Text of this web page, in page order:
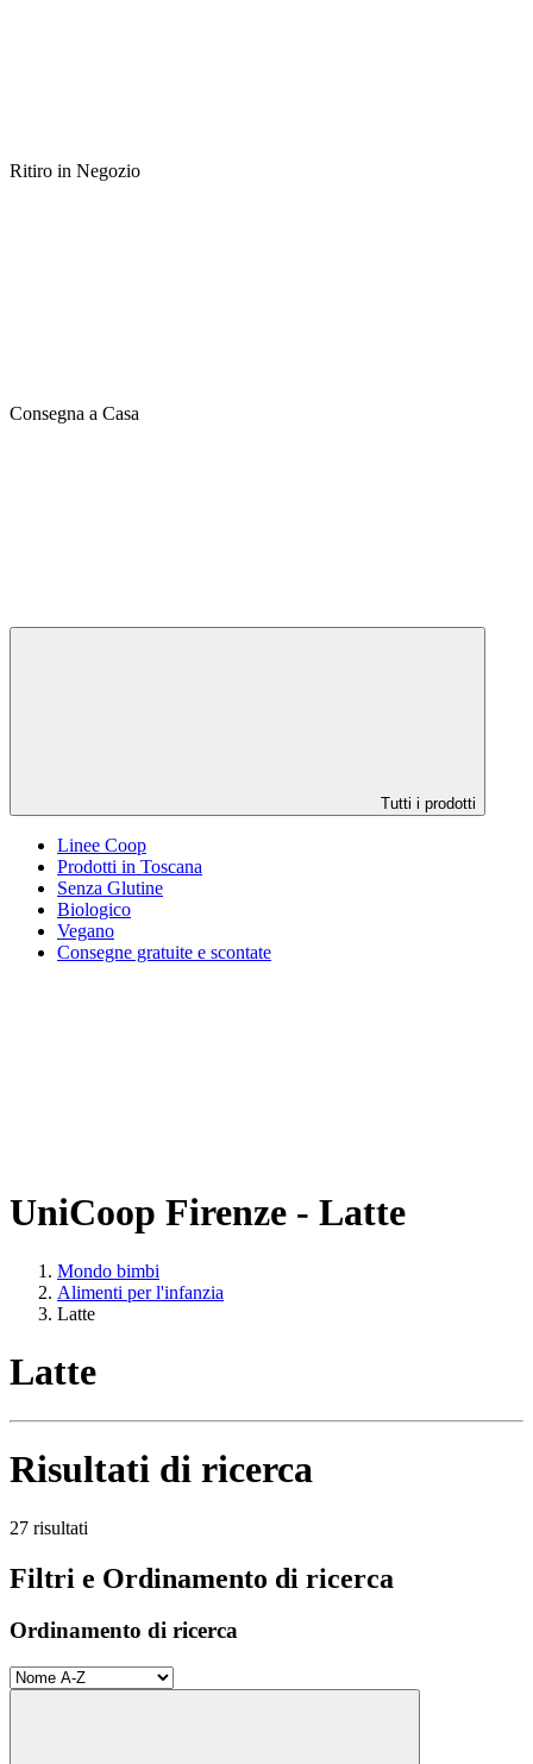
Ritiro in Negozio
Consegna a Casa
Tutti i prodotti
Linee Coop
Prodotti in Toscana
Senza Glutine
Biologico
Vegano
Consegne gratuite e scontate
UniCoop Firenze - Latte
Mondo bimbi
Alimenti per l'infanzia
Latte
Latte
Risultati di ricerca
27 risultati
Filtri e Ordinamento di ricerca
Ordinamento di ricerca